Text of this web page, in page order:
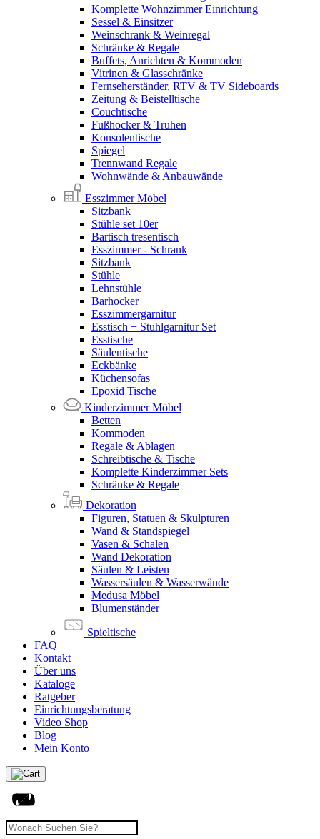
Komplette Wohnzimmer Einrichtung
Sessel & Einsitzer
Weinschrank & Weinregal
Schränke & Regale
Buffets, Anrichten & Kommoden
Vitrinen & Glasschränke
Fernseherständer, RTV & TV Sideboards
Zeitung & Beistelltische
Couchtische
Fußhocker & Truhen
Konsolentische
Spiegel
Trennwand Regale
Wohnwände & Anbauwände
Esszimmer Möbel
Sitzbank
Stühle set 10er
Bartisch tresentisch
Esszimmer - Schrank
Sitzbank
Stühle
Lehnstühle
Barhocker
Esszimmergarnitur
Esstisch + Stuhlgarnitur Set
Esstische
Säulentische
Eckbänke
Küchensofas
Epoxid Tische
Kinderzimmer Möbel
Betten
Kommoden
Regale & Ablagen
Schreibtische & Tische
Komplette Kinderzimmer Sets
Schränke & Regale
Dekoration
Figuren, Statuen & Skulpturen
Wand & Standspiegel
Vasen & Schalen
Wand Dekoration
Säulen & Leisten
Wassersäulen & Wasserwände
Medusa Möbel
Blumenständer
Spieltische
FAQ
Kontakt
Über uns
Kataloge
Ratgeber
Einrichtungsberatung
Video Shop
Blog
Mein Konto